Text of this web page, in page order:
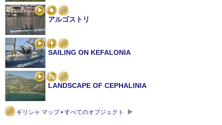
アルゴストリ
SAILING ON KEFALONIA
LANDSCAPE OF CEPHALINIA
ギリシャ マップ • すべてのオブジェクト